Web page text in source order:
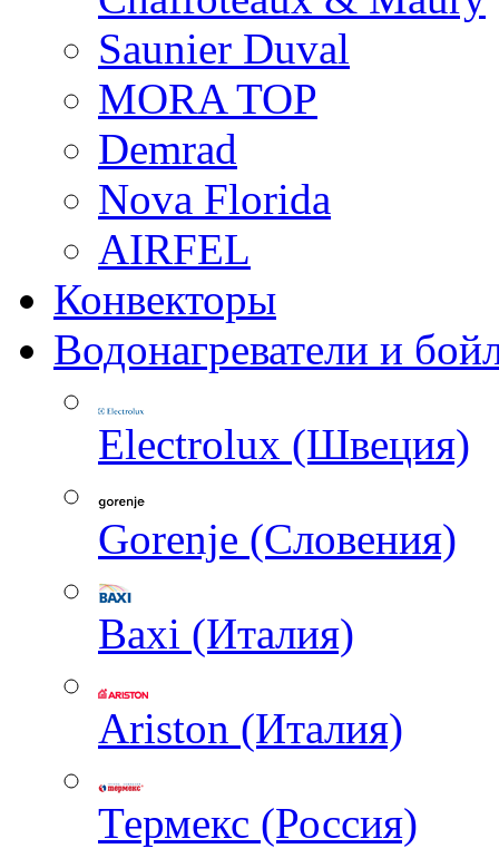
Saunier Duval
MORA TOP
Demrad
Nova Florida
AIRFEL
Конвекторы
Водонагреватели и
Electrolux (Швеция)
Gorenje (Словения)
Baxi (Италия)
Ariston (Италия)
Термекс (Россия)